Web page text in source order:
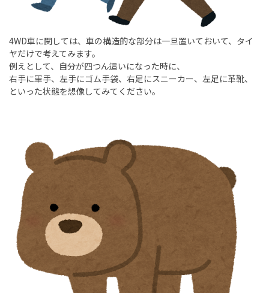
4WD車に関しては、車の構造的な部分は一旦置いておいて、タイ
ヤだけで考えてみます。
例えとして、自分が四つん這いになった時に、
右手に軍手、左手にゴム手袋、右足にスニーカー、左足に革靴、
といった状態を想像してみてください。